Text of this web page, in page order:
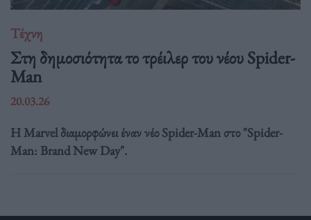
Τέχνη
Στη δημοσιότητα το τρέιλερ του νέου Spider-
Man
20.03.26
Η Marvel διαμορφώνει έναν νέο Spider-Man στο "Spider-
Man: Brand New Day".